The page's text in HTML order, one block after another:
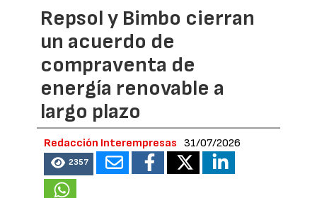
Repsol y Bimbo cierran
un acuerdo de
compraventa de
energía renovable a
largo plazo
Redacción Interempresas 31/07/2026
2357